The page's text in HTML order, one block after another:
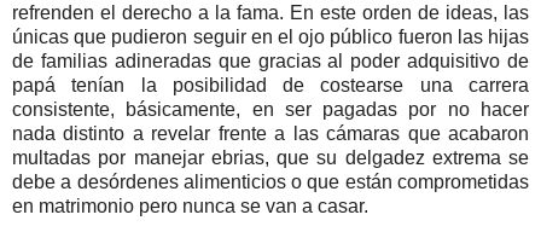
refrenden el derecho a la fama. En este orden de ideas, las
únicas que pudieron seguir en el ojo público fueron las hijas
de familias adineradas que gracias al poder adquisitivo de
papá tenían la posibilidad de costearse una carrera
consistente, básicamente, en ser pagadas por no hacer
nada distinto a revelar frente a las cámaras que acabaron
multadas por manejar ebrias, que su delgadez extrema se
debe a desórdenes alimenticios o que están comprometidas
en matrimonio pero nunca se van a casar.